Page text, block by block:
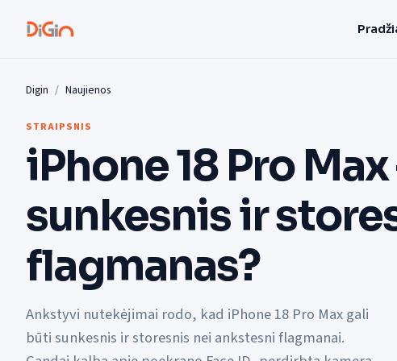
Digin Naujienos
STRAIPSNIS
iPhone 18 Pro
sunkesnis ir
flagmanas?
Ankstyvi nutekėjimai rodo, kad iPhone 18 Pro Max gali
būti sunkesnis ir storesnis nei ankstesni flagmanai.